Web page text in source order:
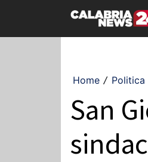
Home / Politica
San